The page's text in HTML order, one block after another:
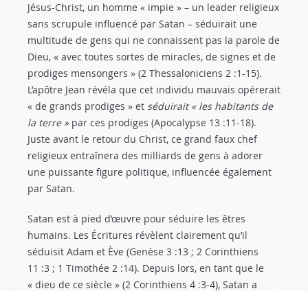
Jésus-Christ, un homme « impie » – un leader religieux
sans scrupule influencé par Satan – séduirait une
multitude de gens qui ne connaissent pas la parole de
Dieu, « avec toutes sortes de miracles, de signes et de
prodiges mensongers » (2 Thessaloniciens 2 :1-15).
L’apôtre Jean révéla que cet individu mauvais opérerait
« de grands prodiges » et séduirait « les habitants de
la terre »par ces prodiges (Apocalypse 13 :11-18).
Juste avant le retour du Christ, ce grand faux chef
religieux entraînera des milliards de gens à adorer
une puissante figure politique, influencée également
par Satan.
Satan est à pied d’œuvre pour séduire les êtres
humains. Les Écritures révèlent clairement qu’il
séduisit Adam et Ève (Genèse 3 :13 ; 2 Corinthiens
11 :3 ; 1 Timothée 2 :14). Depuis lors, en tant que le
« dieu de ce siècle » (2 Corinthiens 4 :3-4), Satan a